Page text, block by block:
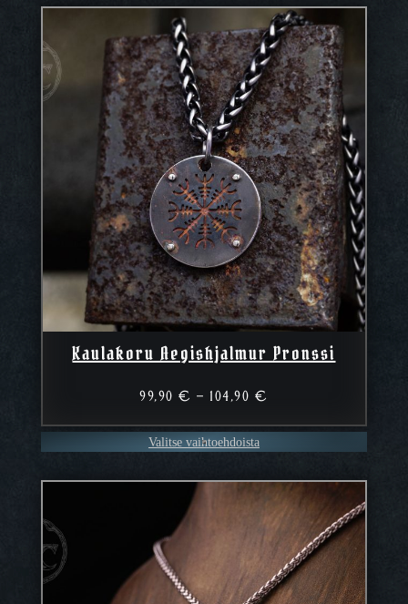
Kaulakoru Aegishjalmur Pronssi
99,90€ – 104,90 €
–
104,90 €
Valitse vaihtoehdoista